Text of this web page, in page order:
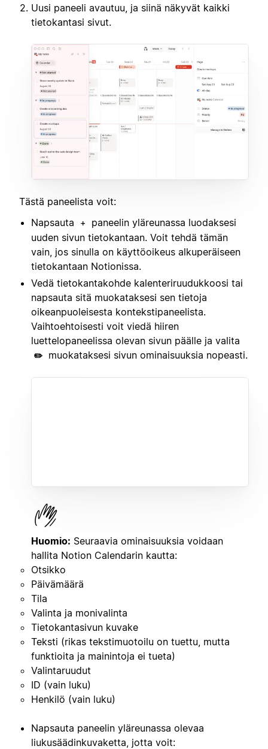
Uusi paneeli avautuu, ja siinä näkyvät kaikki
tietokantasi sivut.
Tästä paneelista voit:
Napsauta
+
paneelin yläreunassa luodaksesi
uuden sivun tietokantaan. Voit tehdä tämän
vain, jos sinulla on käyttöoikeus alkuperäiseen
tietokantaan Notionissa.
Vedä tietokantakohde kalenteriruudukkoosi tai
napsauta sitä muokataksesi sen tietoja
oikeanpuoleisesta kontekstipaneelista.
Vaihtoehtoisesti voit viedä hiiren
luettelopaneelissa olevan sivun päälle ja valita
✏️ muokataksesi sivun ominaisuuksia nopeasti.
Huomio: Seuraavia ominaisuuksia voidaan
hallita Notion Calendarin kautta:
Otsikko
Päivämäärä
Tila
Valinta ja monivalinta
Tietokantasivun kuvake
Teksti (rikas tekstimuotoilu on tuettu, mutta
funktioita ja mainintoja ei tueta)
Valintaruudut
ID (vain luku)
Henkilö (vain luku)
Napsauta paneelin yläreunassa olevaa
liukusäädinkuvaketta, jotta voit: